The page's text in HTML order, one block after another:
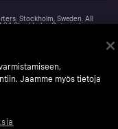
Stockholm, Sweden. All
34 Stockholm. Organization
Jaamme myös tietoja